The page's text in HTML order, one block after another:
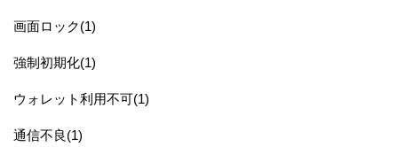
画面ロック(1)
強制初期化(1)
ウォレット利用不可(1)
通信不良(1)